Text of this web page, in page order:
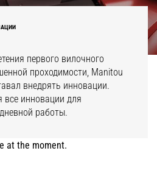
первого вилочного
проходимости, Manitou
внедрять инновации.
все инновации для
работы.
at the moment.